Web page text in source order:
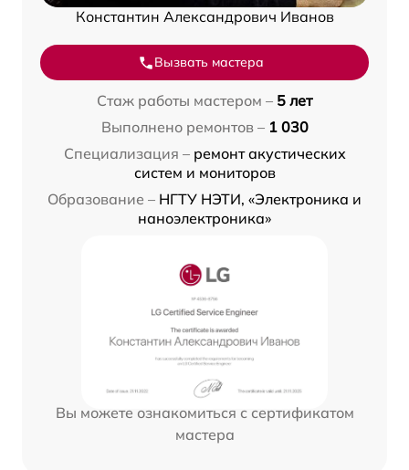
Константин Александрович Иванов
Вызвать мастера
Стаж работы мастером – 5 лет
Выполнено ремонтов – 1 030
Специализация – ремонт акустических
систем и мониторов
Образование – НГТУ НЭТИ, «Электроника и
наноэлектроника»
Вы можете ознакомиться с сертификатом
мастера